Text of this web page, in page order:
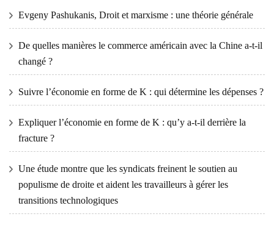
Evgeny Pashukanis, Droit et marxisme : une théorie générale
De quelles manières le commerce américain avec la Chine a-t-il
changé ?
Suivre l’économie en forme de K : qui détermine les dépenses ?
Expliquer l’économie en forme de K : qu’y a-t-il derrière la
fracture ?
Une étude montre que les syndicats freinent le soutien au
populisme de droite et aident les travailleurs à gérer les
transitions technologiques